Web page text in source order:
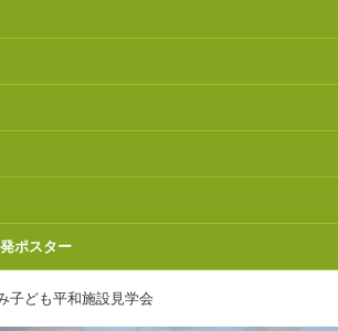
ポスター
子ども平和施設見学会